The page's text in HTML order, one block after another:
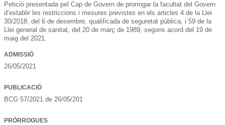
Petició presentada pel Cap de Govern de prorrogar la facultat del Govern
d’establir les restriccions i mesures previstes en els articles 4 de la Llei
30/2018, del 6 de desembre, qualificada de seguretat pública, i 59 de la
Llei general de sanitat, del 20 de març de 1989, segons acord del 19 de
maig del 2021.
ADMISSIÓ
26/05/2021
PUBLICACIÓ
BCG 57/2021 de 26/05/201
PRÓRROGUES